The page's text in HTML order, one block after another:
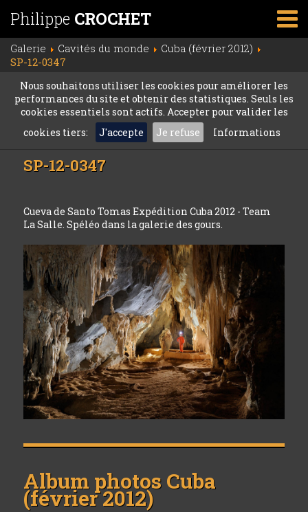
Philippe CROCHET
Galerie Cavités du monde
Cuba (février 2012)
SP-12-0347
Nous souhaitons utiliser les cookies pour améliorer les
performances du site et obtenir des statistiques. Seuls les
cookies essentiels sont actifs. Accepter pour valider les
cookies tiers:
J'accepte Je refuse Informations
SP-12-0347
Cueva de Santo Tomas Expédition Cuba 2012 - Team
La Salle. Spéléo dans la galerie des gours.
Album photos Cuba
(février 2012)